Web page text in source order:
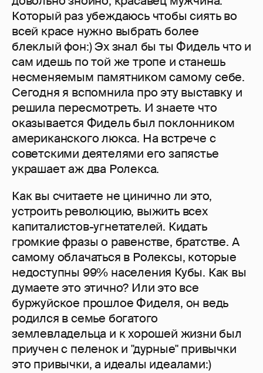
Который раз убеждаюсь чтобы сиять во
всей красе нужно выбрать более
блеклый фон:) Эх знал бы ты Фидель что и
сам идешь по той же тропе и станешь
несменяемым памятником самому себе.
Сегодня я вспомнила про эту выставку и
решила пересмотреть. И знаете что
оказывается Фидель был поклонником
американского люкса. На встрече с
советскими деятелями его запястье
украшает аж два Ролекса.
Как вы считаете не цинично ли это,
устроить революцию, выжить всех
капиталистов-угнетателей. Кидать
громкие фразы о равенстве, братстве. А
самому облачаться в Ролексы, которые
недоступны 99% населения Кубы. Как вы
думаете это этично? Или это все
буржуйское прошлое Фиделя, он ведь
родился в семье богатого
землевладельца и к хорошей жизни был
приучен с пеленок и "дурные" привычки
это привычки, а идеалы идеалами:)